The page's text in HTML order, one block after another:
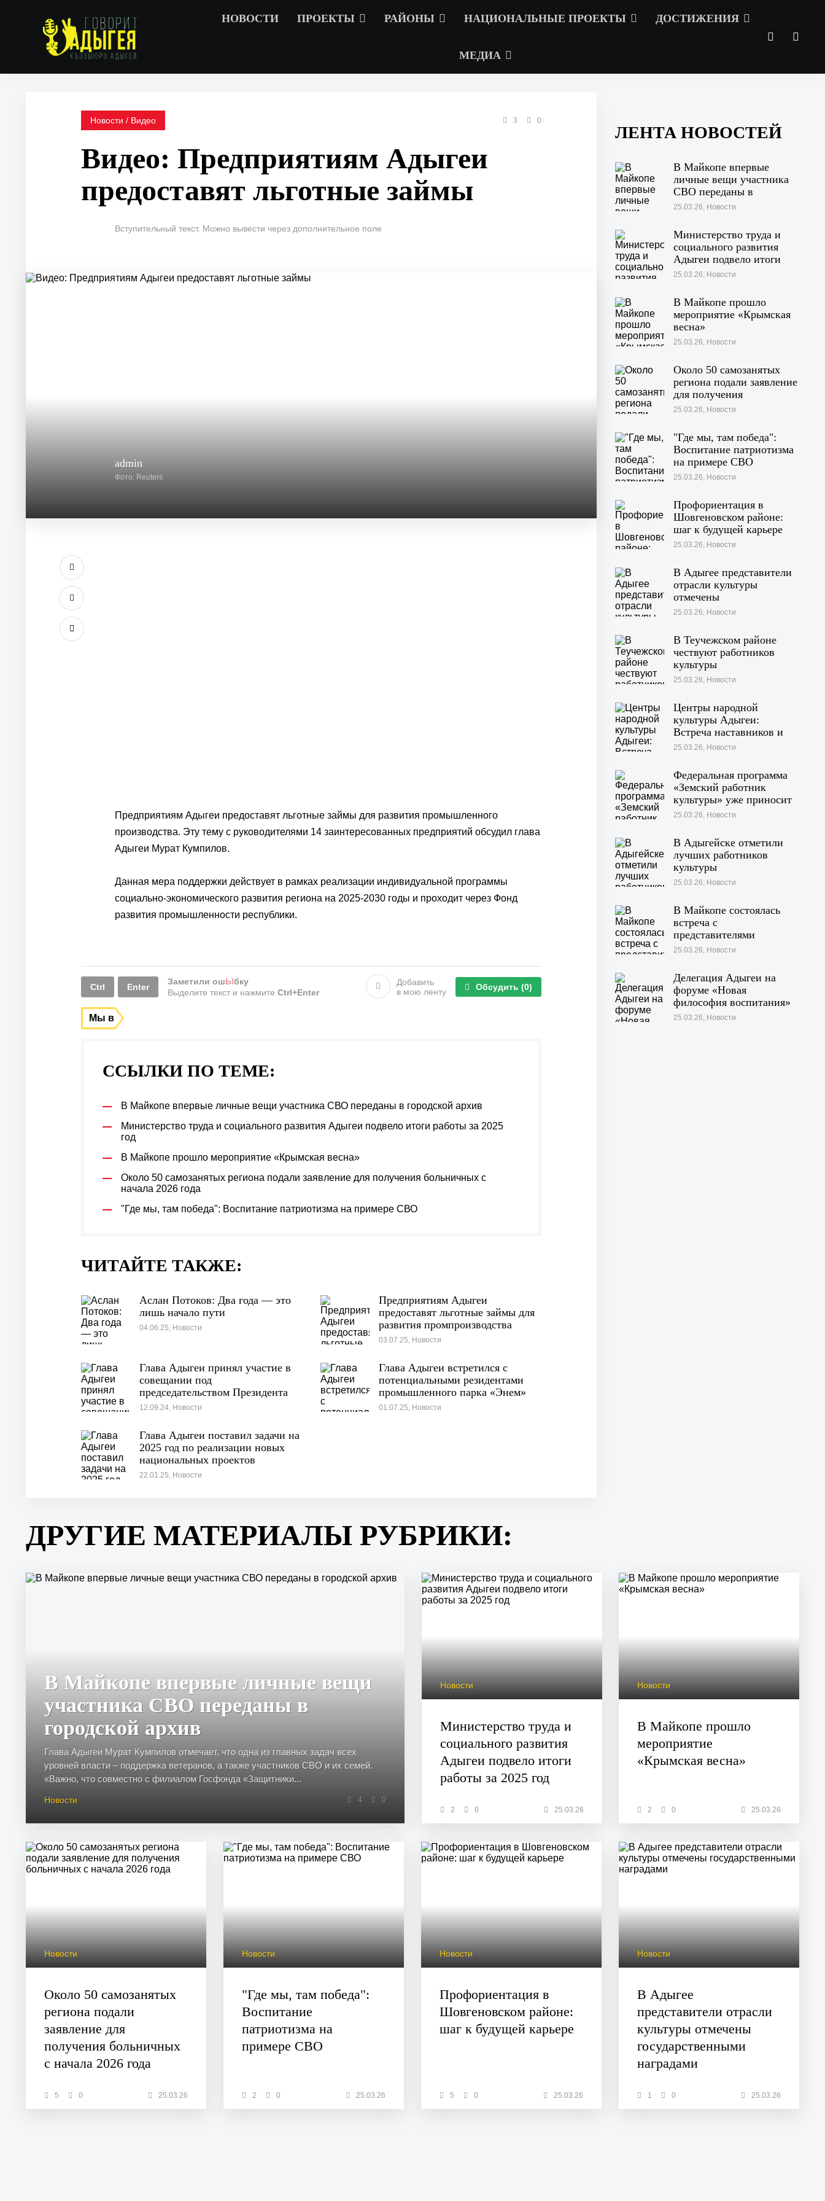
НОВОСТИ ПРОЕКТЫ РАЙОНЫ НАЦИОНАЛЬНЫЕ ПРОЕКТЫ ДОСТИЖЕНИЯ
МЕДИА
Новости / Видео 3 0
Видео: Предприятиям Адыгеи
предоставят льготные займы
Вступительный текст. Можно вывести через дополнительное поле
admin
Фото: Reuters
Предприятиям Адыгеи предоставят льготные займы для развития промышленного
производства. Эту тему с руководителями 14 заинтересованных предприятий обсудил глава
Адыгеи Мурат Кумпилов.
Данная мера поддержки действует в рамках реализации индивидуальной программы
социально-экономического развития региона на 2025-2030 годы и проходит через Фонд
развития промышленности республики.
Ctrl Enter
Заметили ошЫбку
Выделите текст и нажмите Ctrl+Enter
Добавить
в мою ленту
Обсудить (0)
Мы в
ССЫЛКИ ПО ТЕМЕ:
В Майкопе впервые личные вещи участника СВО переданы в городской архив
Министерство труда и социального развития Адыгеи подвело итоги работы за 2025
год
В Майкопе прошло мероприятие «Крымская весна»
Около 50 самозанятых региона подали заявление для получения больничных с
начала 2026 года
"Где мы, там победа": Воспитание патриотизма на примере СВО
ЧИТАЙТЕ ТАКЖЕ:
Аслан Потоков: Два года — это
лишь начало пути
04.06.25, Новости
Предприятиям Адыгеи
предоставят льготные займы для
развития промпроизводства
03.07.25, Новости
Глава Адыгеи принял участие в
совещании под
председательством Президента
России
12.09.24, Новости
Глава Адыгеи встретился с
потенциальными резидентами
промышленного парка «Энем»
01.07.25, Новости
Глава Адыгеи поставил задачи на
2025 год по реализации новых
национальных проектов
22.01.25, Новости
ЛЕНТА НОВОСТЕЙ
В Майкопе впервые
личные вещи участника
СВО переданы в
городской архив
25.03.26, Новости
Министерство труда и
социального развития
Адыгеи подвело итоги
работы за 2025 год
25.03.26, Новости
В Майкопе прошло
мероприятие «Крымская
весна»
25.03.26, Новости
Около 50 самозанятых
региона подали заявление
для получения
больничных с начала 2026
25.03.26, Новости
"Где мы, там победа":
Воспитание патриотизма
на примере СВО
25.03.26, Новости
Профориентация в
Шовгеновском районе:
шаг к будущей карьере
25.03.26, Новости
В Адыгее представители
отрасли культуры
отмечены
государственными
25.03.26, Новости
В Теучежском районе
чествуют работников
культуры
25.03.26, Новости
Центры народной
культуры Адыгеи:
Встреча наставников и
специалистов
25.03.26, Новости
Федеральная программа
«Земский работник
культуры» уже приносит
ощутимые плоды в
25.03.26, Новости
В Адыгейске отметили
лучших работников
культуры
25.03.26, Новости
В Майкопе состоялась
встреча с
представителями
гостевых домов
25.03.26, Новости
Делегация Адыгеи на
форуме «Новая
философия воспитания»
25.03.26, Новости
ДРУГИЕ МАТЕРИАЛЫ РУБРИКИ:
В Майкопе впервые личные вещи
участника СВО переданы в
городской архив
Глава Адыгеи Мурат Кумпилов отмечает, что одна из главных задач всех
уровней власти – поддержка ветеранов, а также участников СВО и их семей.
«Важно, что совместно с филиалом Госфонда «Защитники...
Новости 4 0
Новости
Министерство труда и
социального развития
Адыгеи подвело итоги
работы за 2025 год
2 0 25.03.26
Новости
В Майкопе прошло
мероприятие
«Крымская весна»
2 0 25.03.26
Новости
Около 50 самозанятых
региона подали
заявление для
получения больничных
с начала 2026 года
5 0 25.03.26
Новости
"Где мы, там победа":
Воспитание
патриотизма на
примере СВО
2 0 25.03.26
Новости
Профориентация в
Шовгеновском районе:
шаг к будущей карьере
5 0 25.03.26
Новости
В Адыгее
представители отрасли
культуры отмечены
государственными
наградами
1 0 25.03.26